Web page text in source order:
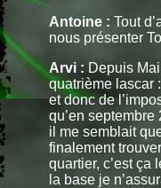
Antoine : Tout
nous présenter
Arvi : Depuis
quatrième lascar
et donc de
qu’en
il me semblait
finalement
quartier, c’est ça
la base je